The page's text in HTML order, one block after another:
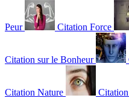
Peur Citation Force
Citation sur le Bonheur
Citation Nature